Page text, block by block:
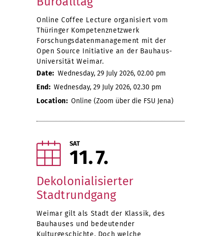
Online Coffee Lecture organisiert vom
Thüringer Kompetenznetzwerk
Forschungsdatenmanagement mit der
Open Source Initiative an der Bauhaus-
Universität Weimar.
Date: Wednesday, 29 July 2026, 02.00 pm
End: Wednesday, 29 July 2026, 02.30 pm
Location: Online (Zoom über die FSU Jena)
SAT
11 7
Dekolonialisierter
Stadtrundgang
Weimar gilt als Stadt der Klassik, des
Bauhauses und bedeutender
Kulturgeschichte. Doch welche